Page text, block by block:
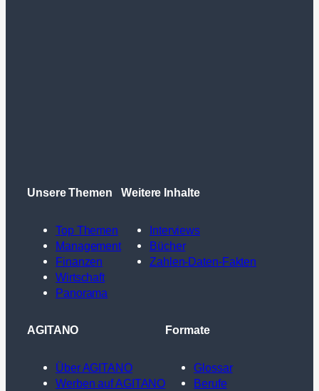
Unsere Themen
Top Themen
Management
Finanzen
Wirtschaft
Panorama
Weitere Inhalte
Interviews
Bücher
Zahlen-Daten-Fakten
AGITANO
Über AGITANO
Werben auf AGITANO
Formate
Glossar
Berufe